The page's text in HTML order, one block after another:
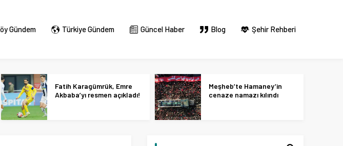
Gündem Türkiye Gündem Güncel Haber Blog Şehir Rehberi
Fatih Karagümrük, Emre
Akbaba’yı resmen açıkladı!
Meşheb’te Hamaney’in
cenaze namazı kılındı